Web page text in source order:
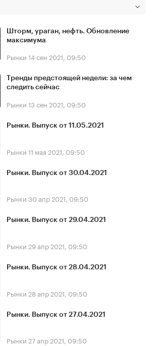
Шторм, ураган, нефть. Обновление
максимума
Рынки 14 сен 2021, 09:50
Тренды предстоящей недели: за чем
следить сейчас
Рынки 13 сен 2021, 09:50
Рынки. Выпуск от 11.05.2021
Рынки 11 мая 2021, 09:50
Рынки. Выпуск от 30.04.2021
Рынки 30 апр 2021, 09:50
Рынки. Выпуск от 29.04.2021
Рынки 29 апр 2021, 09:50
Рынки. Выпуск от 28.04.2021
Рынки 28 апр 2021, 09:50
Рынки. Выпуск от 27.04.2021
Рынки 27 апр 2021, 09:50